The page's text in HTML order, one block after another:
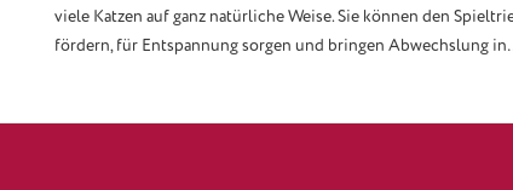
viele Katzen auf ganz natürliche Weise. Sie können den Spieltrieb
fördern, für Entspannung sorgen und bringen Abwechslung in